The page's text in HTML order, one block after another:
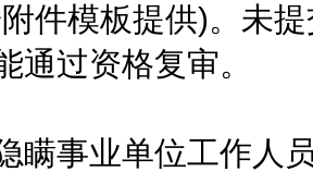
件模板提供)。未
通过资格复审。
事业单位工作人员